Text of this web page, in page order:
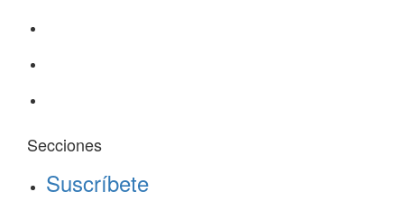
Secciones
Suscríbete